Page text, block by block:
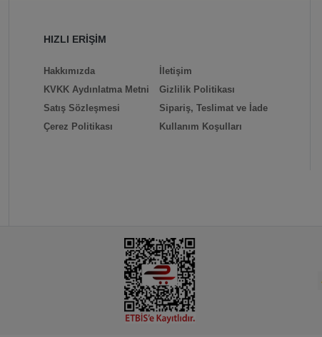
HIZLI ERİŞİM
Hakkımızda
KVKK Aydınlatma Metni
Satış Sözleşmesi
Çerez Politikası
İletişim
Gizlilik Politikası
Sipariş, Teslimat ve İade
Kullanım Koşulları